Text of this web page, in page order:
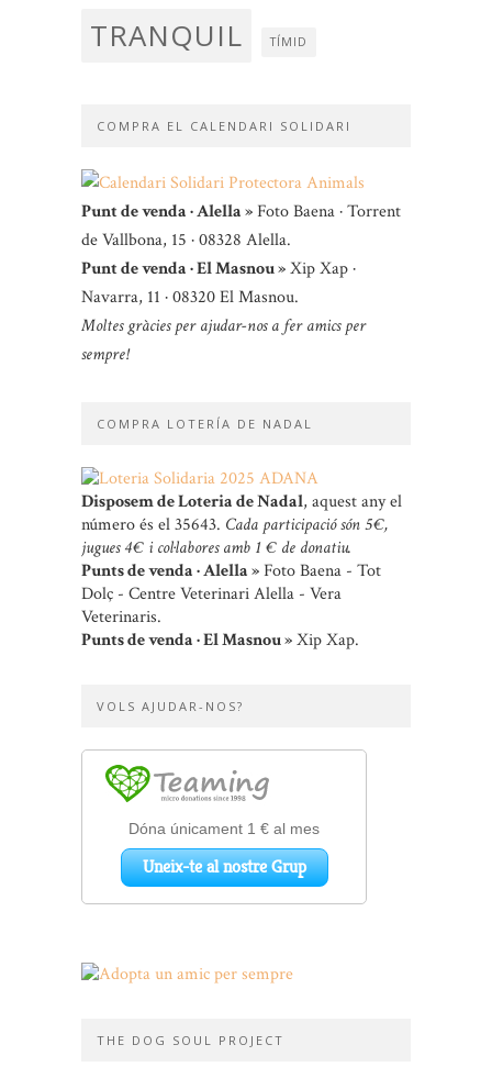
TRANQUIL TÍMID
COMPRA EL CALENDARI SOLIDARI
Punt de venda · Alella »Foto Baena · Torrent
de Vallbona, 15 · 08328 Alella.
Punt de venda · El Masnou »Xip Xap ·
Navarra, 11 · 08320 El Masnou.
Moltes gràcies per ajudar-nos a fer amics per
sempre!
COMPRA LOTERÍA DE NADAL
Disposem de Loteria de Nadal, aquest any el
número és el 35643. Cada participació són 5 €,
jugues 4 € i col·labores amb 1 € de donatiu.
Punts de venda · Alella »Foto Baena - Tot
Dolç - Centre Veterinari Alella - Vera
Veterinaris.
Punts de venda · El Masnou »Xip Xap.
VOLS AJUDAR-NOS?
THE DOG SOUL PROJECT